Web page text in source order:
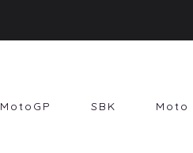
MotoGP SBK Moto